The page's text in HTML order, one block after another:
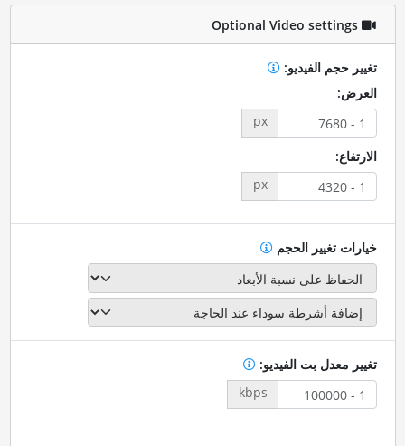
Optional Video settings
تغيير حجم الفيديو:
العرض:
px
الارتفاع:
px
خيارات تغيير الحجم
تغيير معدل بت الفيديو:
kbps